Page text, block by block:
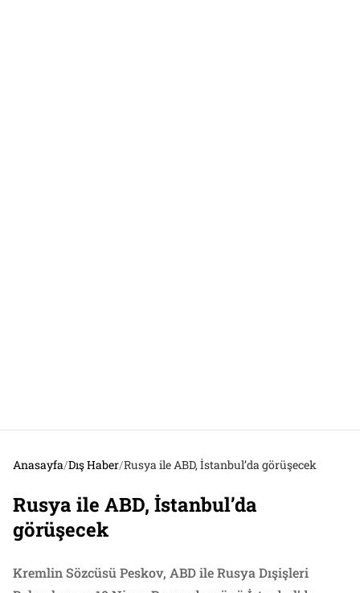
Anasayfa/Dış Haber/Rusya ile ABD, İstanbul’da görüşecek
Rusya ile ABD, İstanbul’da
görüşecek
Kremlin Sözcüsü Peskov, ABD ile Rusya Dışişleri